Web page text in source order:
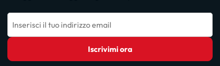
Inserisci il tuo indirizzo email
Iscrivimi ora